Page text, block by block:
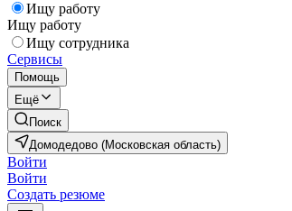
Ищу работу
Ищу работу
Ищу сотрудника
Сервисы
Помощь
Ещё
Поиск
Домодедово (Московская область)
Войти
Войти
Создать резюме